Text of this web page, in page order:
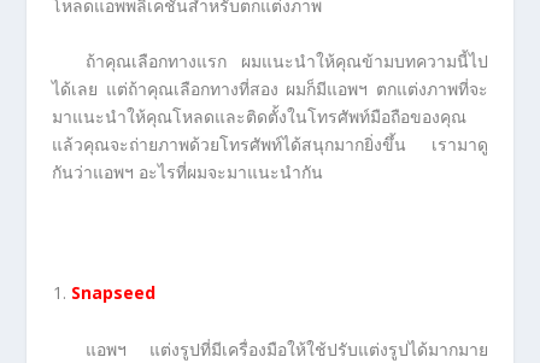
โหลดแอพพลิเคชั่นสำหรับตกแต่งภาพ
ถ้าคุณเลือกทางแรก ผมแนะนำให้คุณข้ามบทความนี้ไป
ได้เลย แต่ถ้าคุณเลือกทางที่สอง ผมก็มีแอพฯ ตกแต่งภาพที่จะ
มาแนะนำให้คุณโหลดและติดตั้งในโทรศัพท์มือถือของคุณ
แล้วคุณจะถ่ายภาพด้วยโทรศัพท์ได้สนุกมากยิ่งขึ้น เรามาดู
กันว่าแอพฯ อะไรที่ผมจะมาแนะนำกัน
Snapseed
แอพฯ แต่งรูปที่มีเครื่องมือให้ใช้ปรับแต่งรูปได้มากมาย